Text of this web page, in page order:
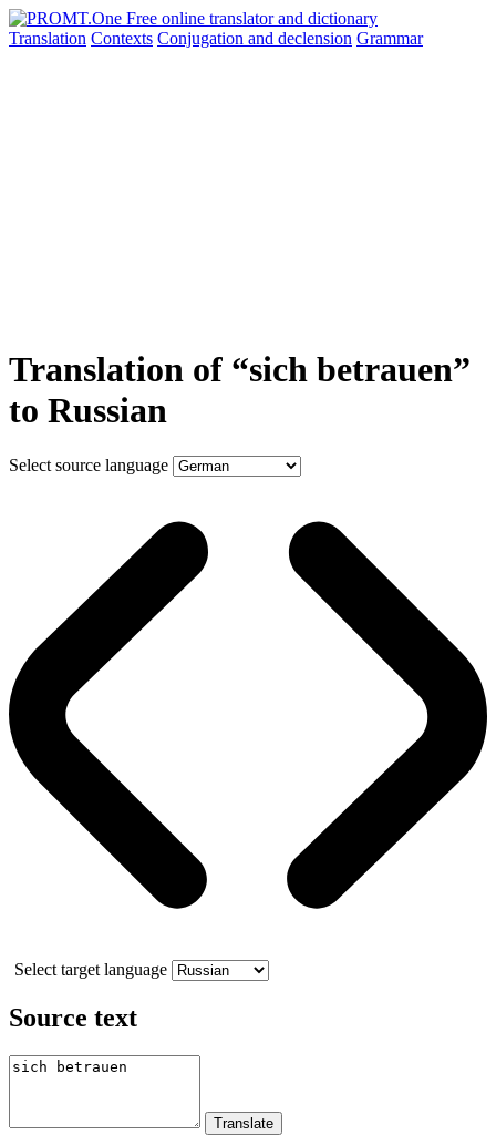
Translation Contexts Conjugation and declension Grammar
Translation of “sich betrauen”
to Russian
Select source language
Select target language
Source text